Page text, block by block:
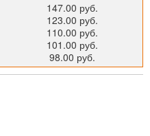
147.00 руб.
123.00 руб.
110.00 руб.
101.00 руб.
98.00 руб.